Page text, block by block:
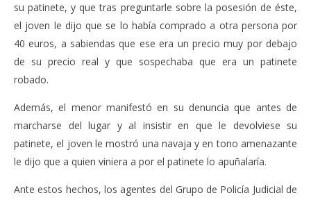
su patinete, y que tras preguntarle sobre la posesión de éste,
el joven le dijo que se lo había comprado a otra persona por
40 euros, a sabiendas que ese era un precio muy por debajo
de su precio real y que sospechaba que era un patinete
robado.
Además, el menor manifestó en su denuncia que antes de
marcharse del lugar y al insistir en que le devolviese su
patinete, el joven le mostró una navaja y en tono amenazante
le dijo que a quien viniera a por el patinete lo apuñalaría.
Ante estos hechos, los agentes del Grupo de Policía Judicial de